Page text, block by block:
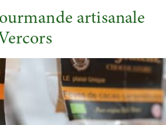
artisanale